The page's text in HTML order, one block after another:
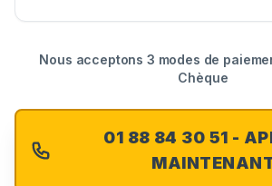
Nous acceptons 3 modes de
Chèque
01 88 84 30 51 -